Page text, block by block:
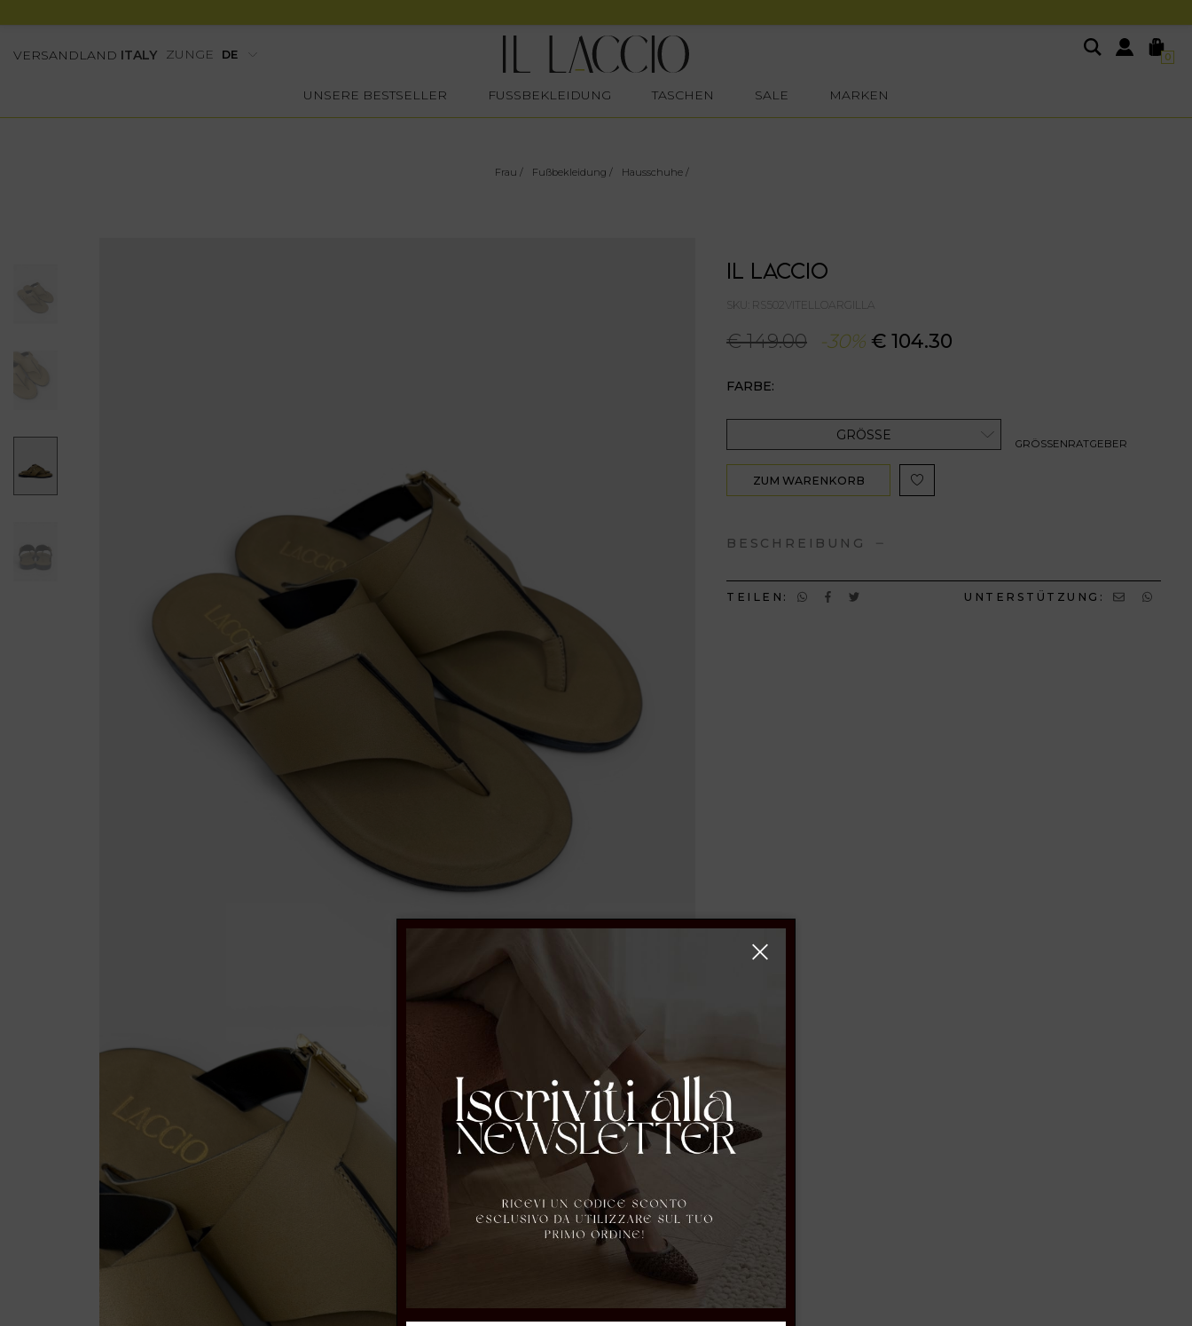
VERSANDLAND ITALY ZUNGE 0
UNSERE BESTSELLER FUSSBEKLEIDUNG TASCHEN SALE MARKEN
Frau / Fußbekleidung / Hausschuhe/
IL LACCIO
SKU: RS502VITELLOARGILLA
€ 149.00 -30% € 104.30
FARBE:
GRÖSSENRATGEBER
GRÖSSE
ZUM WARENKORB
BESCHREIBUNG
TEILEN: UNTERSTÜTZUNG: